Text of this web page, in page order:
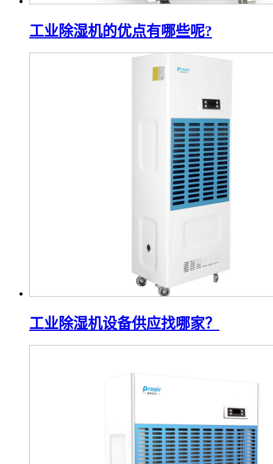
工业除湿机的优点有哪些呢?
工业除湿机设备供应找哪家？